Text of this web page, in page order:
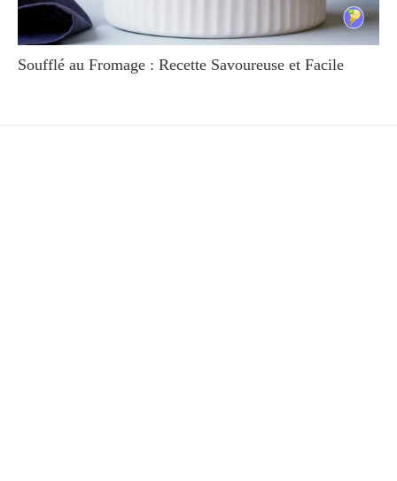
Soufflé au Fromage : Recette Savoureuse et Facile